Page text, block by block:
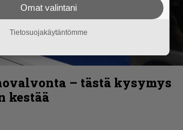
– tästä kysymys
kestää
Omat valintani
Tietosuojakäytäntömme